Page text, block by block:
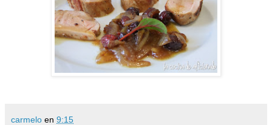
carmelo en 9:15